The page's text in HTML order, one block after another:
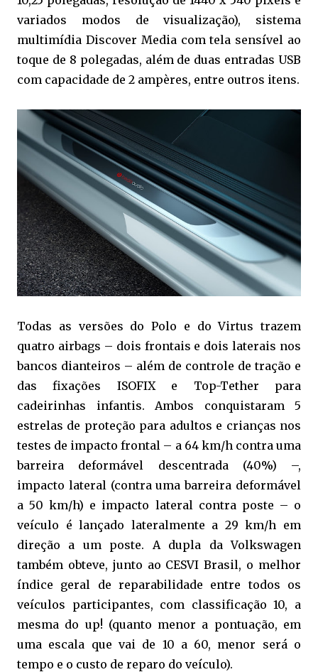
variados modos de visualização), sistema
multimídia Discover Media com tela sensível ao
toque de 8 polegadas, além de duas entradas USB
com capacidade de 2 ampères, entre outros itens.
Todas as versões do Polo e do Virtus trazem
quatro airbags – dois frontais e dois laterais nos
bancos dianteiros – além de controle de tração e
das fixações ISOFIX e Top-Tether para
cadeirinhas infantis. Ambos conquistaram 5
estrelas de proteção para adultos e crianças nos
testes de impacto frontal – a 64 km/h contra uma
barreira deformável descentrada (40%) –,
impacto lateral (contra uma barreira deformável
a 50 km/h) e impacto lateral contra poste – o
veículo é lançado lateralmente a 29 km/h em
direção a um poste. A dupla da Volkswagen
também obteve, junto ao CESVI Brasil, o melhor
índice geral de reparabilidade entre todos os
veículos participantes, com classificação 10, a
mesma do up! (quanto menor a pontuação, em
uma escala que vai de 10 a 60, menor será o
tempo e o custo de reparo do veículo).